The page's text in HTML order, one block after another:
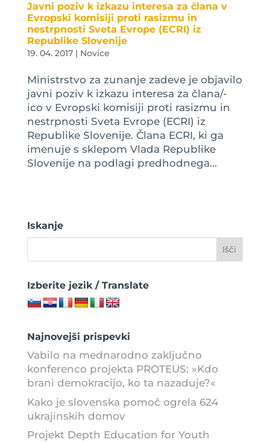
Javni poziv k izkazu interesa za člana v
Evropski komisiji proti rasizmu in
nestrpnosti Sveta Evrope (ECRI) iz
Republike Slovenije
19. 04. 2017| Novice
Ministrstvo za zunanje zadeve je objavilo
javni poziv k izkazu interesa za člana/-
ico v Evropski komisiji proti rasizmu in
nestrpnosti Sveta Evrope (ECRI) iz
Republike Slovenije. Člana ECRI, ki ga
imenuje s sklepom Vlada Republike
Slovenije na podlagi predhodnega...
Iskanje
Izberite jezik / Translate
Najnovejši prispevki
Vabilo na mednarodno zaključno
konferenco projekta PROTEUS: »Kdo
brani demokracijo, ko ta nazaduje?«
Kako je slovenska pomoč ogrela 624
ukrajinskih domov
Projekt Depth Education for Youth